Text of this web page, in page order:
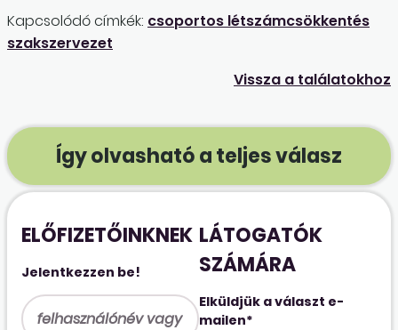
Kapcsolódó címkék: csoportos létszámcsökkentés
szakszervezet
Vissza a találatokhoz
Így olvasható a teljes válasz
ELŐFIZETŐINKNEK
Jelentkezzen be!
LÁTOGATÓK
SZÁMÁRA
Elküldjük a választ e-
mailen*